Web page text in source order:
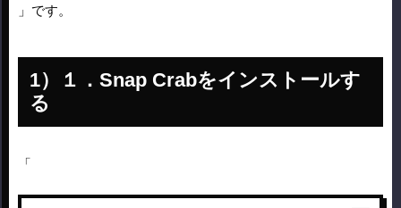
」です。
１．Snap Crabをインストールす
る
「